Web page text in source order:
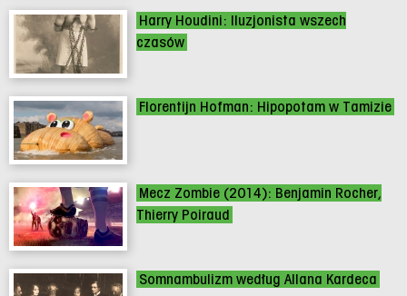
Harry Houdini: Iluzjonista wszech
czasów
Florentijn Hofman: Hipopotam w Tamizie
Mecz Zombie (2014): Benjamin Rocher,
Thierry Poiraud
Somnambulizm według Allana Kardeca